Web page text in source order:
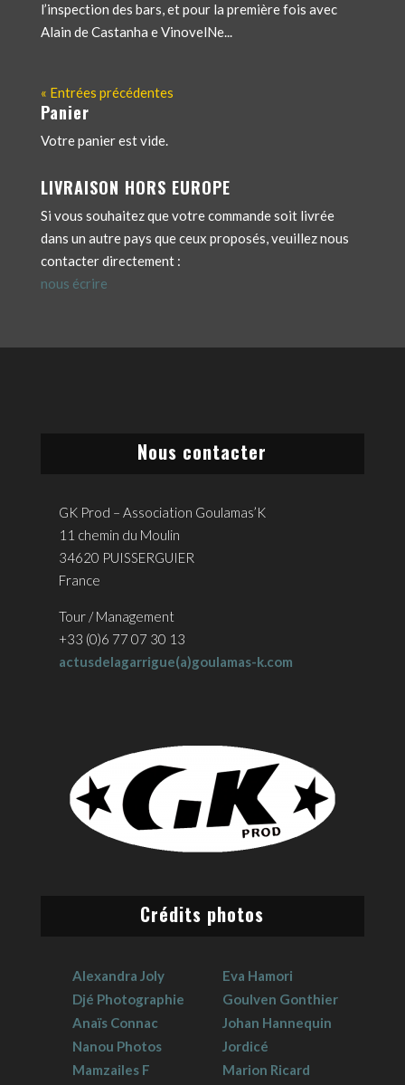
l’inspection des bars, et pour la première fois avec
Alain de Castanha e VinovelNe...
« Entrées précédentes
Panier
Votre panier est vide.
LIVRAISON HORS EUROPE
Si vous souhaitez que votre commande soit livrée
dans un autre pays que ceux proposés, veuillez nous
contacter directement :
nous écrire
Nous contacter
GK Prod – Association Goulamas’K
11 chemin du Moulin
34620 PUISSERGUIER
France
Tour / Management
+33 (0)6 77 07 30 13
actusdelagarrigue(a)goulamas-k.com
Crédits photos
Alexandra Joly
Djé Photographie
Anaïs Connac
Nanou Photos
Mamzailes F
Eva Hamori
Goulven Gonthier
Johan Hannequin
Jordicé
Marion Ricard